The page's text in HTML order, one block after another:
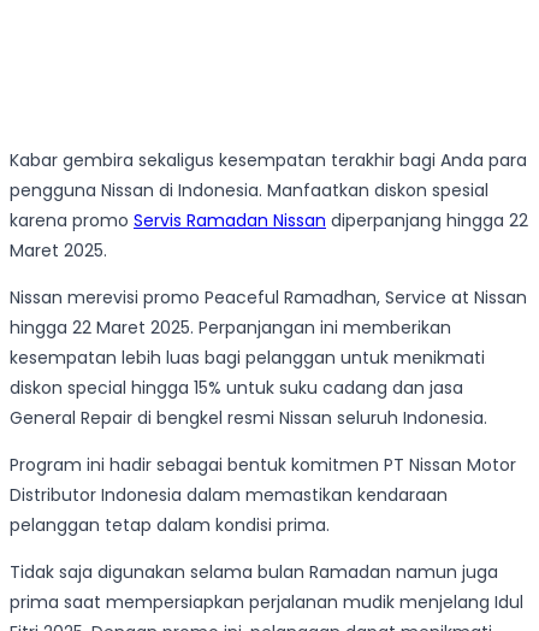
Kabar gembira sekaligus kesempatan terakhir bagi Anda para
pengguna Nissan di Indonesia. Manfaatkan diskon spesial
karena promo Servis Ramadan Nissan diperpanjang hingga 22
Maret 2025.
Nissan merevisi promo Peaceful Ramadhan, Service at Nissan
hingga 22 Maret 2025. Perpanjangan ini memberikan
kesempatan lebih luas bagi pelanggan untuk menikmati
diskon special hingga 15% untuk suku cadang dan jasa
General Repair di bengkel resmi Nissan seluruh Indonesia.
Program ini hadir sebagai bentuk komitmen PT Nissan Motor
Distributor Indonesia dalam memastikan kendaraan
pelanggan tetap dalam kondisi prima.
Tidak saja digunakan selama bulan Ramadan namun juga
prima saat mempersiapkan perjalanan mudik menjelang Idul